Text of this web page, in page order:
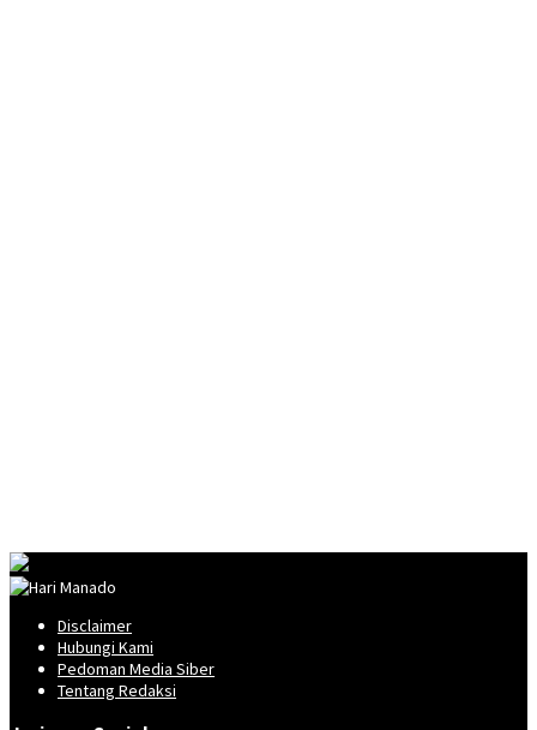
Disclaimer
Hubungi Kami
Pedoman Media Siber
Tentang Redaksi